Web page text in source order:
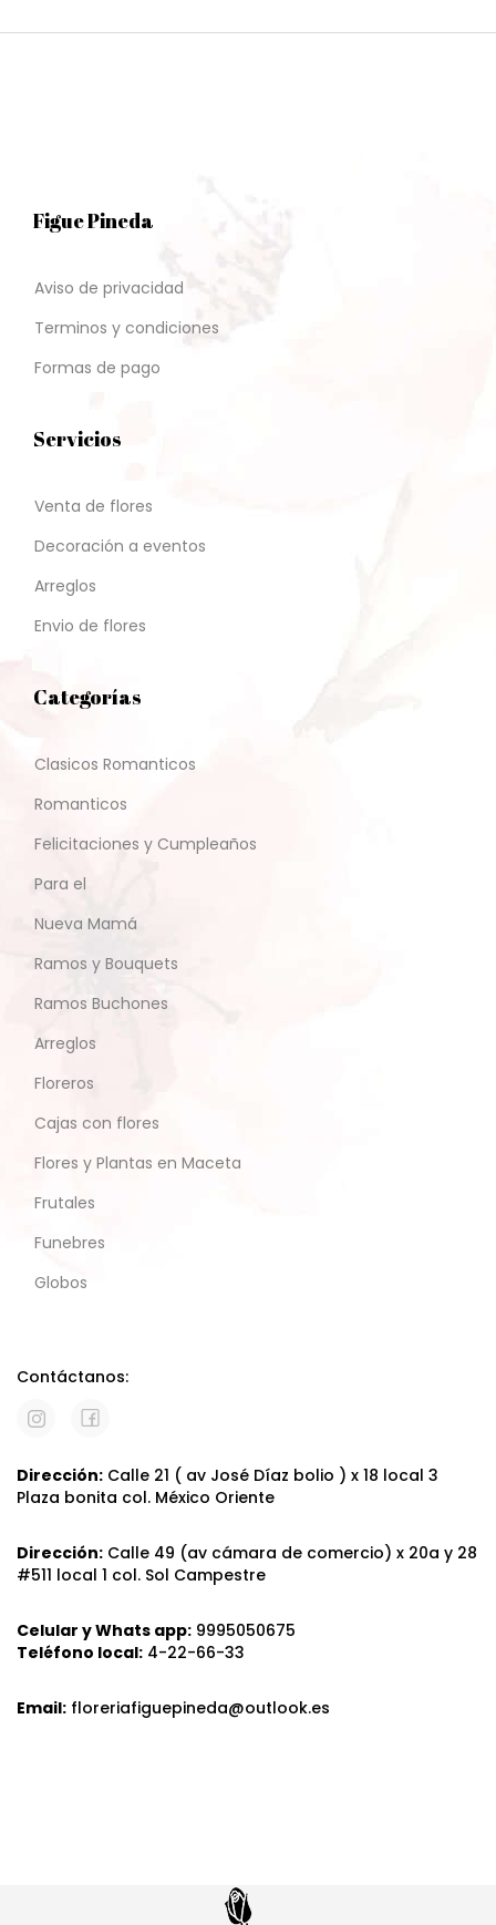
Figue Pineda
Aviso de privacidad
Terminos y condiciones
Formas de pago
Servicios
Venta de flores
Decoración a eventos
Arreglos
Envio de flores
Categorías
Clasicos Romanticos
Romanticos
Felicitaciones y Cumpleaños
Para el
Nueva Mamá
Ramos y Bouquets
Ramos Buchones
Arreglos
Floreros
Cajas con flores
Flores y Plantas en Maceta
Frutales
Funebres
Globos
Contáctanos:
Dirección: Calle 21 ( av José Díaz bolio ) x 18 local 3
Plaza bonita col. México Oriente
Dirección: Calle 49 (av cámara de comercio) x 20a y 28
#511 local 1 col. Sol Campestre
Celular y Whats app: 9995050675
Teléfono local: 4-22-66-33
Email: floreriafiguepineda@outlook.es